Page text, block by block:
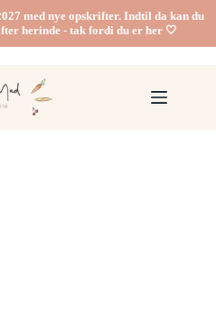
med nye opskrifter. Indtil da kan du
herinde - tak fordi du er her 🤍